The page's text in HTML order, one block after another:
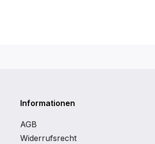
Informationen
AGB
Widerrufsrecht